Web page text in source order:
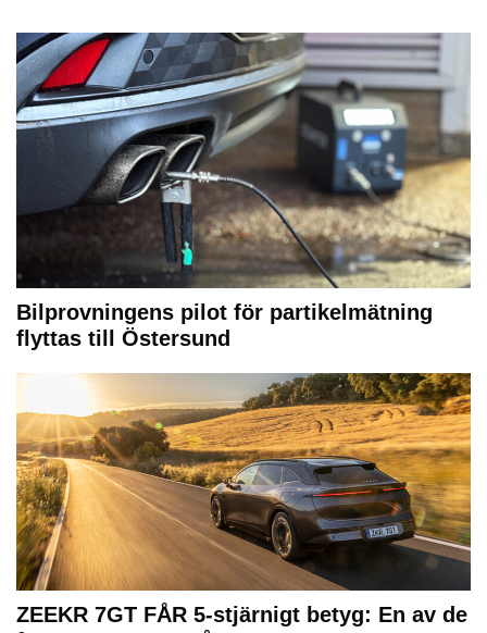
Bilprovningens pilot för partikelmätning
flyttas till Östersund
ZEEKR 7GT FÅR 5-stjärnigt betyg: En av de